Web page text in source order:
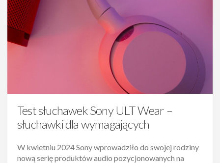
Test słuchawek Sony ULT Wear –
słuchawki dla wymagających
W kwietniu 2024 Sony wprowadziło do swojej rodziny
nową serię produktów audio pozycjonowanych na